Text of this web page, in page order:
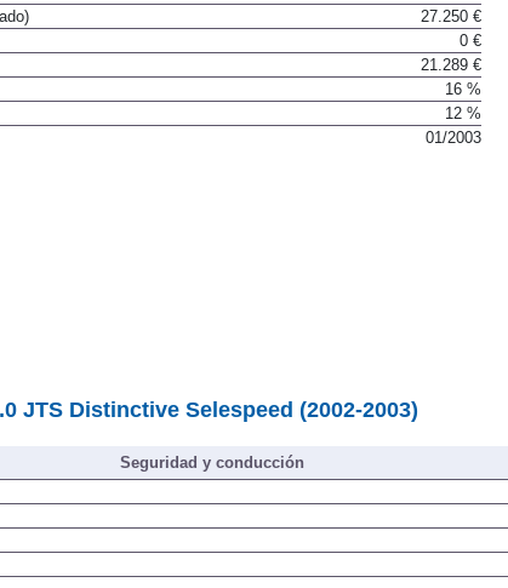
27.250 €
0 €
21.289 €
16 %
12 %
01/2003
JTS Distinctive Selespeed (2002-2003)
Seguridad y conducción